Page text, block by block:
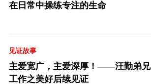
在日常中操练专注的生命
见证故事
主爱宽广，主爱深厚！——汪勤弟兄
工作之美好后续见证